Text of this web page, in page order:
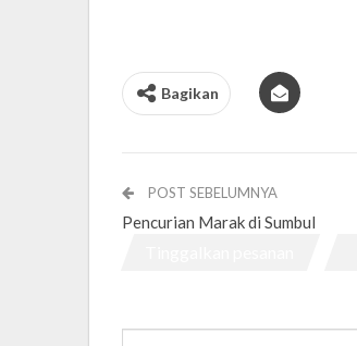
Bagikan
POST SEBELUMNYA
Pencurian Marak di Sumbul